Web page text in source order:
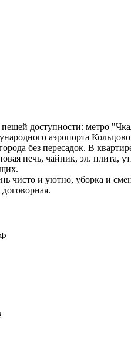
доступности: метро
аэропорта Кольцово
без пересадок. В
печь, чайник, эл.
и уютно, уборка и